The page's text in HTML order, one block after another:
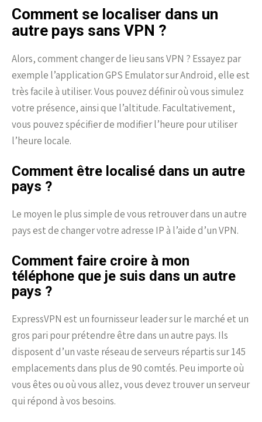
Comment se localiser dans un
autre pays sans VPN ?
Alors, comment changer de lieu sans VPN ? Essayez par
exemple l’application GPS Emulator sur Android, elle est
très facile à utiliser. Vous pouvez définir où vous simulez
votre présence, ainsi que l’altitude. Facultativement,
vous pouvez spécifier de modifier l’heure pour utiliser
l’heure locale.
Comment être localisé dans un autre
pays ?
Le moyen le plus simple de vous retrouver dans un autre
pays est de changer votre adresse IP à l’aide d’un VPN.
Comment faire croire à mon
téléphone que je suis dans un autre
pays ?
ExpressVPN est un fournisseur leader sur le marché et un
gros pari pour prétendre être dans un autre pays. Ils
disposent d’un vaste réseau de serveurs répartis sur 145
emplacements dans plus de 90 comtés. Peu importe où
vous êtes ou où vous allez, vous devez trouver un serveur
qui répond à vos besoins.